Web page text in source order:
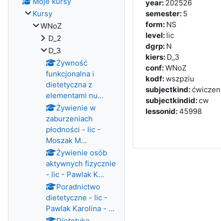
year: 202526
semester: 5
form: NS
level: lic
dgrp: N
kiers: D_3
conf:WNoZ
kodf:wszpziu
subjectkind:
subjectkindid:cw
lessonid:45998
Kursy
WNoZ
D_2
D_3
Żywność
funkcjonalna i
dietetyczna z
elementami nu...
Żywienie w
zaburzeniach
płodności - lic -
Moszak M...
Żywienie osób
aktywnych fizycznie
- lic - Pawlak K...
Poradnictwo
dietetyczne - lic -
Pawlak Karolina - ...